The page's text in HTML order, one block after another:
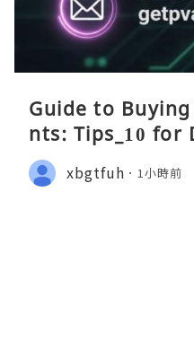
Guide to
nts: Tips_10 for
xbgtfuh 1小時前